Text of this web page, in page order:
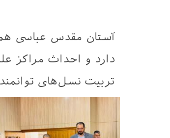
آستان مقدس عباسی
دارد و احداث مراکز
تربیت نسل‌های